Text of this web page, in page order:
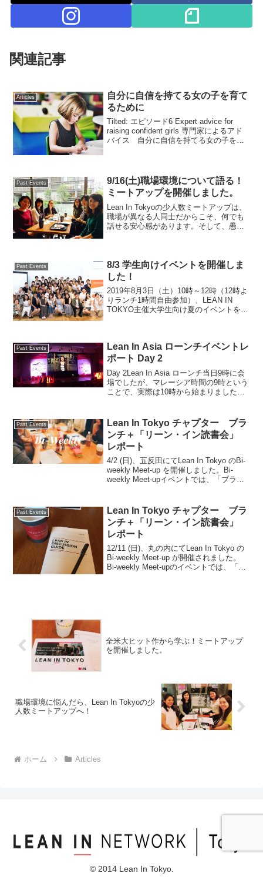
関連記事
Articles
自分に自信を持てる女の子を育て
るために
Tilted: エピソード6 Expert advice for
raising confident girls 専門家によるアド
バイス 自分に自信を持てる女の子を育
Past Events
9/16(土)職場環境について語る！
ミートアップを開催しました。
Lean In Tokyoの少人数ミートアップは、
職場が異なる人同士だからこそ、何でも
話せる安心感があります。そして、愚痴
東京ス...
Past Events
8/3 学生向けイベントを開催しま
した！
2019年8月3日（土）10時～12時（12時よ
りランチ1時間自由参加）、LEAN IN
TOKYO主催大学生向け夏のイベントを開
Past Events
Lean In Asia ローンチイベントレ
ポート Day 2
Day 2Lean In Asia ローンチ当日9時に会
場でしたが、マレーシア時間の9時という
ことで、実際は10時から始まりました。
り、満席でした。最初はShery...
Past Events
Lean In Tokyo チャプター ブラ
ンチ＋「リーン・イン読書会」
レポート
4/2 (日)、五反田にてLean In Tokyo のBi-
weekly Meet-up を開催しました。Bi-
weekly Meet-upイベントでは、「ブラン
Past Events
Lean In Tokyo チャプター ブラ
ンチ＋「リーン・イン読書会」
レポート
12/11 (日)、丸の内にてLean In Tokyo の
Bi-weekly Meet-up が開催されました。
Bi-weekly Meet-upのイベントでは、「ブ
全米大ヒット作から学ぶ！ミートアップ
を開催しました。
職場環境に悩んだら、Lean In Tokyoの少
人数ミートアップへ！
ホーム Articles
© 2014 Lean In Tokyo.